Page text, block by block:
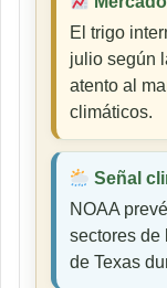
El trigo
julio según
atento al
climáticos.
Señal
NOAA
sectores de
de Texas